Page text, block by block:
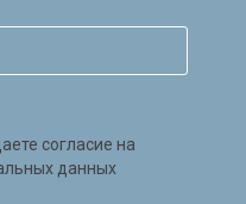
согласие на
данных